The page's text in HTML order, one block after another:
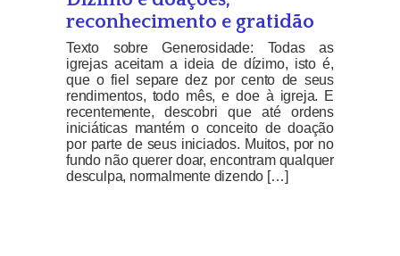
reconhecimento e gratidão
Texto sobre Generosidade: Todas as
igrejas aceitam a ideia de dízimo, isto é,
que o fiel separe dez por cento de seus
rendimentos, todo mês, e doe à igreja. E
recentemente, descobri que até ordens
iniciáticas mantém o conceito de doação
por parte de seus iniciados. Muitos, por no
fundo não querer doar, encontram qualquer
desculpa, normalmente dizendo […]